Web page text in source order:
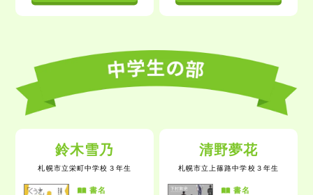
鈴木雪乃
札幌市立栄町中学校 ３年生
書名
清野夢花
札幌市立上篠路中学校 ３年生
書名